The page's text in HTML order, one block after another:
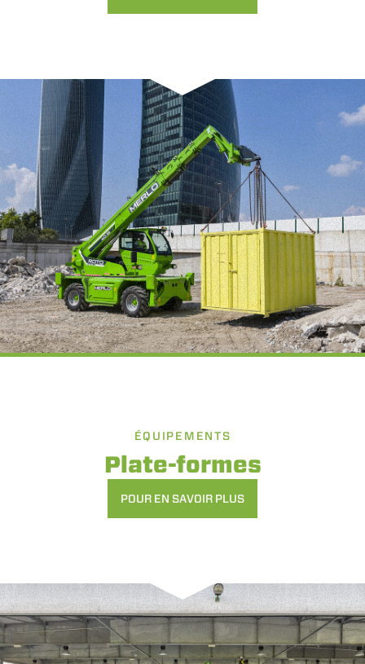
ÉQUIPEMENTS
Plate-formes
POUR EN SAVOIR PLUS